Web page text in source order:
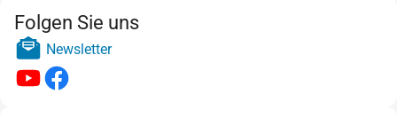
Folgen Sie uns
Newsletter